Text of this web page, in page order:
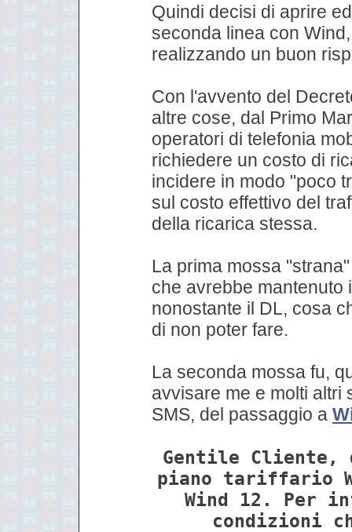
Quindi decisi di aprire
seconda linea con
realizzando un buon
Con l'avvento del
altre cose, dal Primo
operatori di telefonia
richiedere un costo di
incidere in modo "poco
sul costo effettivo del
della ricarica stessa.
La prima mossa
che avrebbe mantenuto
nonostante il DL, cosa
di non poter fare.
La seconda mossa fu,
avvisare me e molti altri
SMS, del passaggio a
Gentile Cliente,
piano tariffario
Wind 12. Per
condizioni